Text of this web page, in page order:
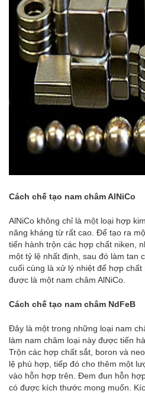
Cách chế tạo nam châm AlNiCo
AlNiCo không chỉ là một loại hợp
năng kháng từ rất cao. Để tạo ra
tiến hành trộn các hợp chất niken,
một tỷ lệ nhất định, sau đó làm tan
cuối cùng là xử lý nhiệt để hợp
được là một nam châm AlNiCo.
Cách chế tạo nam châm NdFeB
Đây là một trong những loại nam
làm nam châm loại này được tiến
Trộn các hợp chất sắt, boron và
lệ phù hợp, tiếp đó cho thêm một
vào hỗn hợp trên. Đem đun hỗn
có được kích thước mong muốn.